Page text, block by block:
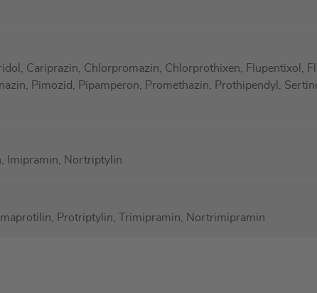
Cariprazin, Chlorpromazin, Chlorprothixen, Flupentixol,
Pimozid, Pipamperon, Promethazin, Prothipendyl,
Imipramin, Nortriptylin
Protriptylin, Trimipramin, Nortrimipramin